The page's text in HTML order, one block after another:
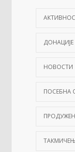
ДОНАЦИЈЕ
НОВОСТИ
ПОСЕБНА